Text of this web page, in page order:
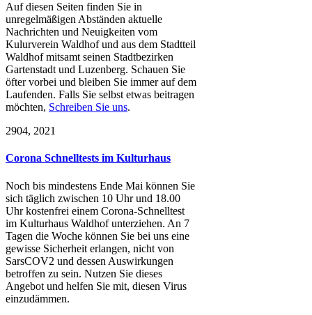
Auf diesen Seiten finden Sie in
unregelmäßigen Abständen aktuelle
Nachrichten und Neuigkeiten vom
Kulurverein Waldhof und aus dem Stadtteil
Waldhof mitsamt seinen Stadtbezirken
Gartenstadt und Luzenberg. Schauen Sie
öfter vorbei und bleiben Sie immer auf dem
Laufenden. Falls Sie selbst etwas beitragen
möchten, Schreiben Sie uns.
2904, 2021
Corona Schnelltests im Kulturhaus
Noch bis mindestens Ende Mai können Sie
sich täglich zwischen 10 Uhr und 18.00
Uhr kostenfrei einem Corona-Schnelltest
im Kulturhaus Waldhof unterziehen. An 7
Tagen die Woche können Sie bei uns eine
gewisse Sicherheit erlangen, nicht von
SarsCOV2 und dessen Auswirkungen
betroffen zu sein. Nutzen Sie dieses
Angebot und helfen Sie mit, diesen Virus
einzudämmen.